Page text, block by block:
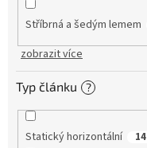
Stříbrná a šedým lemem
zobrazit více
Typ článku ?
Statický horizontální 14